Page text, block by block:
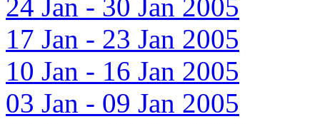
24 Jan - 30 Jan 2005
17 Jan - 23 Jan 2005
10 Jan - 16 Jan 2005
03 Jan - 09 Jan 2005